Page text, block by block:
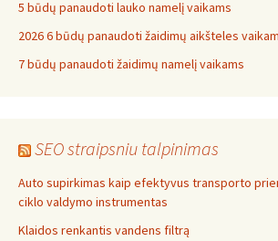
5 būdų panaudoti lauko namelį vaikams
2026 6 būdų panaudoti žaidimų aikšteles
7 būdų panaudoti žaidimų namelį vaikams
SEO straipsniu talpinimas
Auto supirkimas kaip efektyvus transporto
ciklo valdymo instrumentas
Klaidos renkantis vandens filtrą